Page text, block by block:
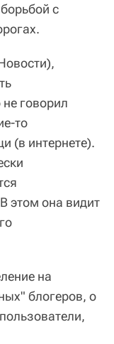
с
говорил
то
(в интернете).
этом она видит
на
блогеров, о